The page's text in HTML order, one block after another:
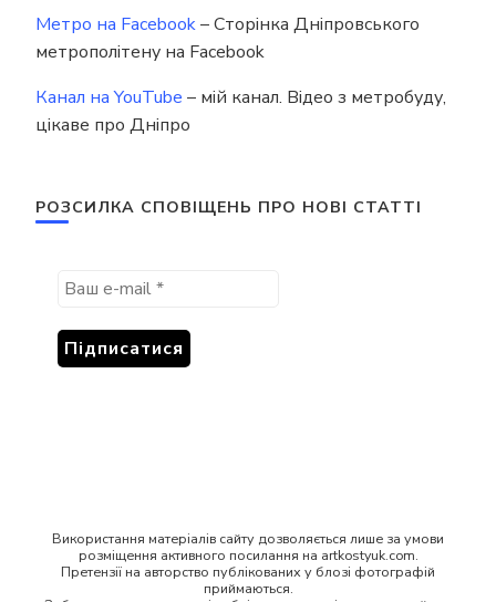
Метро на Facebook– Сторінка Дніпровського
метрополітену на Facebook
Канал на YouTube – мій канал. Відео з метробуду,
цікаве про Дніпро
РОЗСИЛКА СПОВІЩЕНЬ ПРО НОВІ СТАТТІ
Використання матеріалів сайту дозволяється лише за умови
розміщення активного посилання на artkostyuk.com.
Претензії на авторство публікованих у блозі фотографій
приймаються.